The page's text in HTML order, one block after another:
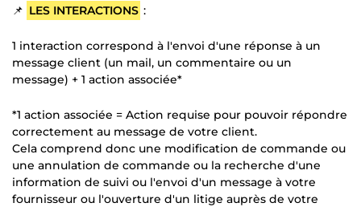
📌 LES INTERACTIONS :
1 interaction correspond à l'envoi d'une réponse à un
message client (un mail, un commentaire ou un
message) + 1 action associée*
*1 action associée = Action requise pour pouvoir répondre
correctement au message de votre client.
Cela comprend donc une modification de commande ou
une annulation de commande ou la recherche d'une
information de suivi ou l'envoi d'un message à votre
fournisseur ou l'ouverture d'un litige auprès de votre